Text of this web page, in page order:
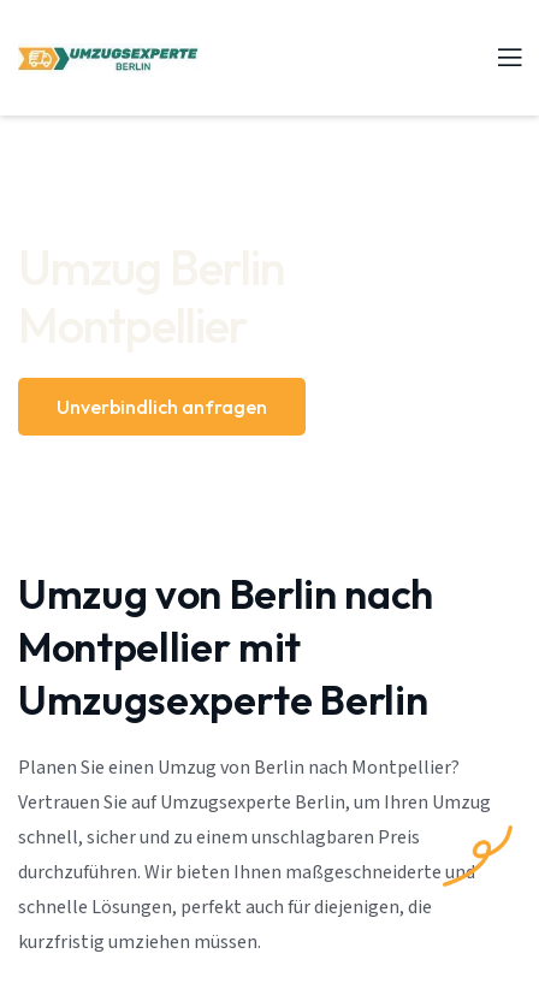
Unverbindlich anfragen
Umzug von Berlin nach
Montpellier mit
Umzugsexperte Berlin
Planen Sie einen Umzug von Berlin nach Montpellier?
Vertrauen Sie auf Umzugsexperte Berlin, um Ihren Umzug
schnell, sicher und zu einem unschlagbaren Preis
durchzuführen. Wir bieten Ihnen maßgeschneiderte und
schnelle Lösungen, perfekt auch für diejenigen, die
kurzfristig umziehen müssen.